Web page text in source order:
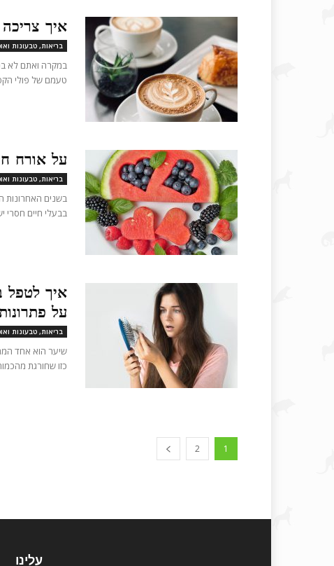
איך
בריאות, טבעונות
במקרה ואתם לא
טעמם של פולי
על אורח
בריאות, טבעונות
בשנים האחרונות
בבעלי חיים חסרי
איך לטפל
על
בריאות, טבעונות
שיער הוא אחד
כזו שחורגת מהכמות הרגילה - עד 100
1
2
עלינו